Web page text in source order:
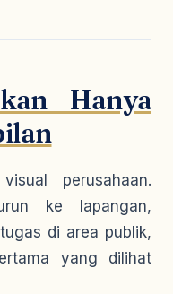
Hanya
perusahaan.
ke lapangan,
di area publik,
yang dilihat